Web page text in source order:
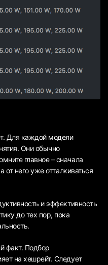
Для каждой модели
Они обычно
главное – сначала
от него уже отталкиваться
и эффективность
до тех пор, пока
факт. Подбор
на хешрейт. Следует